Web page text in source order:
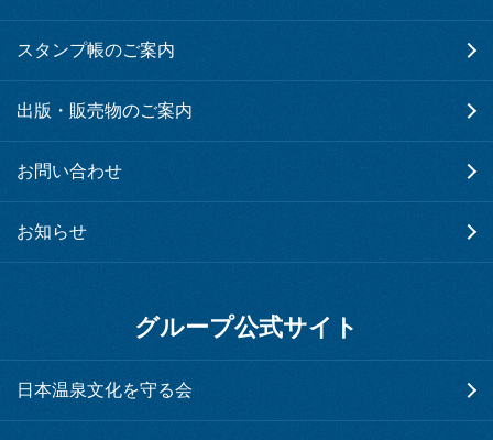
スタンプ帳のご案内
出版・販売物のご案内
お問い合わせ
お知らせ
グループ公式サイト
日本温泉文化を守る会